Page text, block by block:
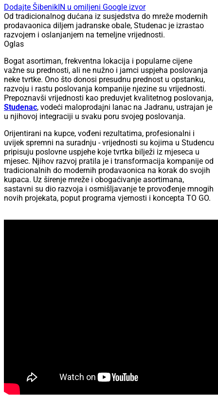
Dodajte ŠibenikIN u omiljeni Google izvor
Od tradicionalnog dućana iz susjedstva do mreže modernih
prodavaonica diljem jadranske obale, Studenac je izrastao
razvojem i oslanjanjem na temeljne vrijednosti.
Oglas
Bogat asortiman, frekventna lokacija i popularne cijene
važne su prednosti, ali ne nužno i jamci uspjeha poslovanja
neke tvrtke. Ono što donosi presudnu prednost u opstanku,
razvoju i rastu poslovanja kompanije njezine su vrijednosti.
Prepoznavši vrijednosti kao preduvjet kvalitetnog poslovanja,
Studenac, vodeći maloprodajni lanac na Jadranu, ustrajan je
u njihovoj integraciji u svaku poru svojeg poslovanja.
Orijentirani na kupce, vođeni rezultatima, profesionalni i
uvijek spremni na suradnju - vrijednosti su kojima u Studencu
pripisuju poslovne uspjehe koje tvrtka bilježi iz mjeseca u
mjesec. Njihov razvoj pratila je i transformacija kompanije od
tradicionalnih do modernih prodavaonica na korak do svojih
kupaca. Uz širenje mreže i obogaćivanje asortimana,
sastavni su dio razvoja i osmišljavanje te provođenje mnogih
novih projekata, poput programa vjernosti i koncepta TO GO.